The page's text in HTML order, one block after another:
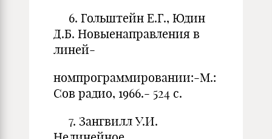
6. Гольштейн Е.Г., Юдин
Д.Б. Новыенаправления в
линей-
номпрограммировании:-М.:
Сов радио, 1966.- 524 с.
7. Зангвилл У.И.